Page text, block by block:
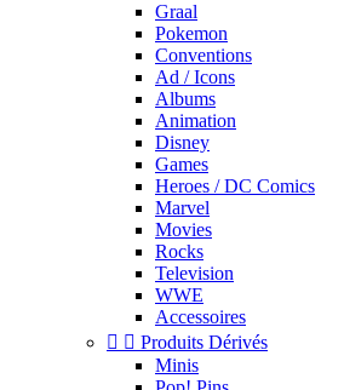
Graal
Pokemon
Conventions
Ad / Icons
Albums
Animation
Disney
Games
Heroes / DC Comics
Marvel
Movies
Rocks
Television
WWE
Accessoires
  Produits Dérivés
Minis